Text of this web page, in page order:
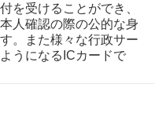
を受けることができ、
人確認の際の公的な身
。また様々な行政サー
うになるICカードで